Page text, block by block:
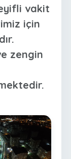
vakit
için
zengin